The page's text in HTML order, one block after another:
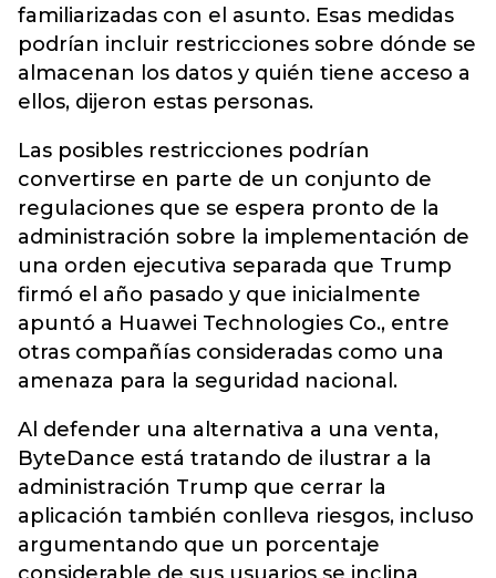
familiarizadas con el asunto. Esas medidas
podrían incluir restricciones sobre dónde se
almacenan los datos y quién tiene acceso a
ellos, dijeron estas personas.
Las posibles restricciones podrían
convertirse en parte de un conjunto de
regulaciones que se espera pronto de la
administración sobre la implementación de
una orden ejecutiva separada que Trump
firmó el año pasado y que inicialmente
apuntó a Huawei Technologies Co., entre
otras compañías consideradas como una
amenaza para la seguridad nacional.
Al defender una alternativa a una venta,
ByteDance está tratando de ilustrar a la
administración Trump que cerrar la
aplicación también conlleva riesgos, incluso
argumentando que un porcentaje